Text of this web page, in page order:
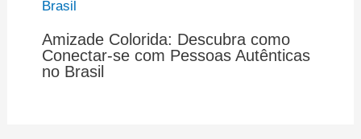
Amizade Colorida: Descubra como
Conectar-se com Pessoas Autênticas
no Brasil